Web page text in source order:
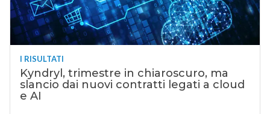
I RISULTATI
Kyndryl, trimestre in chiaroscuro, ma
slancio dai nuovi contratti legati a cloud
e AI